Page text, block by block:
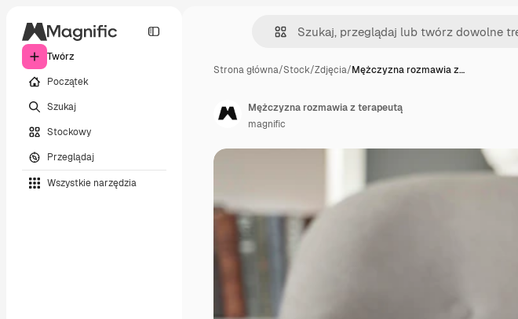
Twórz
Początek
Szukaj
Stockowy
Przeglądaj
Wszystkie narzędzia
Strona główna/Stock/Zdjęcia/Mężczyzna rozmawia z…
Mężczyzna rozmawia z terapeutą
magnific